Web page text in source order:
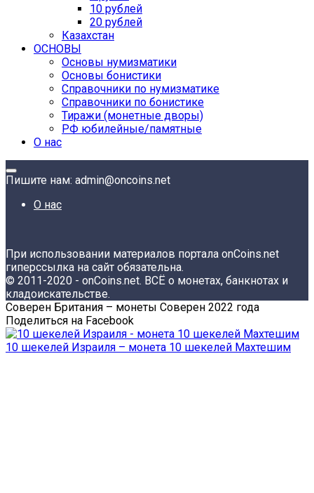
10 рублей
20 рублей
Казахстан
ОСНОВЫ
Основы нумизматики
Основы бонистики
Справочники по нумизматике
Справочники по бонистике
Тиражи (монетные дворы)
РФ юбилейные/памятные
О нас
Пишите нам: admin@oncoins.net
О нас
При использовании материалов портала onCoins.net
гиперссылка на сайт обязательна.
© 2011-2020 - onCoins.net. ВСЁ о монетах, банкнотах и
кладоискательстве.
Соверен Британия – монеты Соверен 2022 года
Поделиться на Facebook
10 шекелей Израиля – монета 10 шекелей Махтешим